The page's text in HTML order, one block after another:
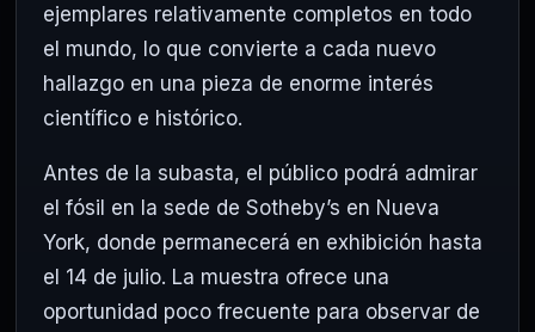
ejemplares relativamente completos en todo
el mundo, lo que convierte a cada nuevo
hallazgo en una pieza de enorme interés
científico e histórico.
Antes de la subasta, el público podrá admirar
el fósil en la sede de Sotheby’s en Nueva
York, donde permanecerá en exhibición hasta
el 14 de julio. La muestra ofrece una
oportunidad poco frecuente para observar de